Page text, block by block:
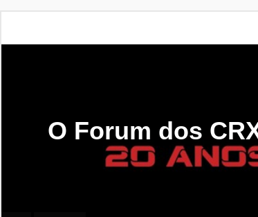
O Forum dos